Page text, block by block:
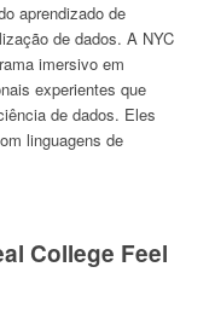
aprendizado de
de dados. A NYC
imersivo em
experientes que
de dados. Eles
linguagens de
College Feel